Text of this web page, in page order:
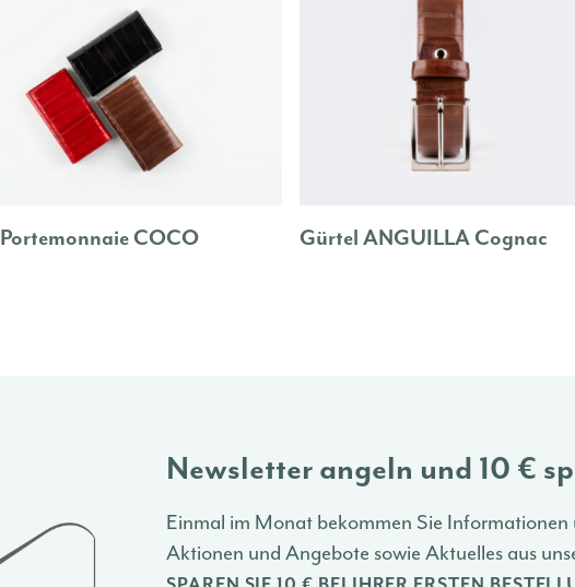
Portemonnaie COCO Gürtel ANGUILLA Cognac
Newsletter angeln und 10 €
Einmal im Monat bekommen Sie Informationen
Aktionen und Angebote sowie Aktuelles aus